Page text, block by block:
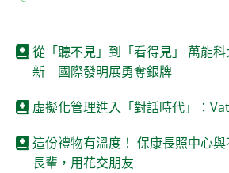
從「聽不見」到「看得見」 萬能
新 國際發明展勇奪銀牌
虛擬化管理進入「對話時代」：
這份禮物有溫度！ 保康長照中心
長輩，用花交朋友